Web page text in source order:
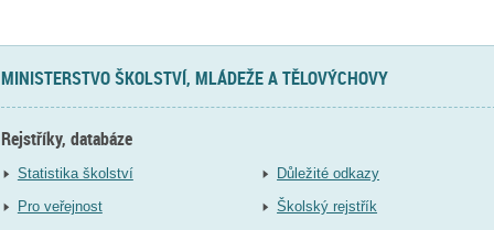
MINISTERSTVO ŠKOLSTVÍ, MLÁDEŽE A TĚLOVÝCHOVY
Rejstříky, databáze
Statistika školství
Pro veřejnost
Důležité odkazy
Školský rejstřík